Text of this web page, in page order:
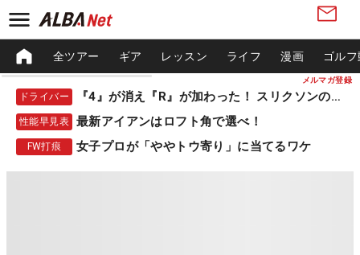
メルマガ登録
全ツアー ギア レッスン ライフ 漫画 ゴル
ドライバー 『4』が消え『R』が加わった！ スリクソンの新作
性能早見表 最新アイアンはロフト角で選べ！
FW打痕 女子プロが「ややトウ寄り」に当てるワケ